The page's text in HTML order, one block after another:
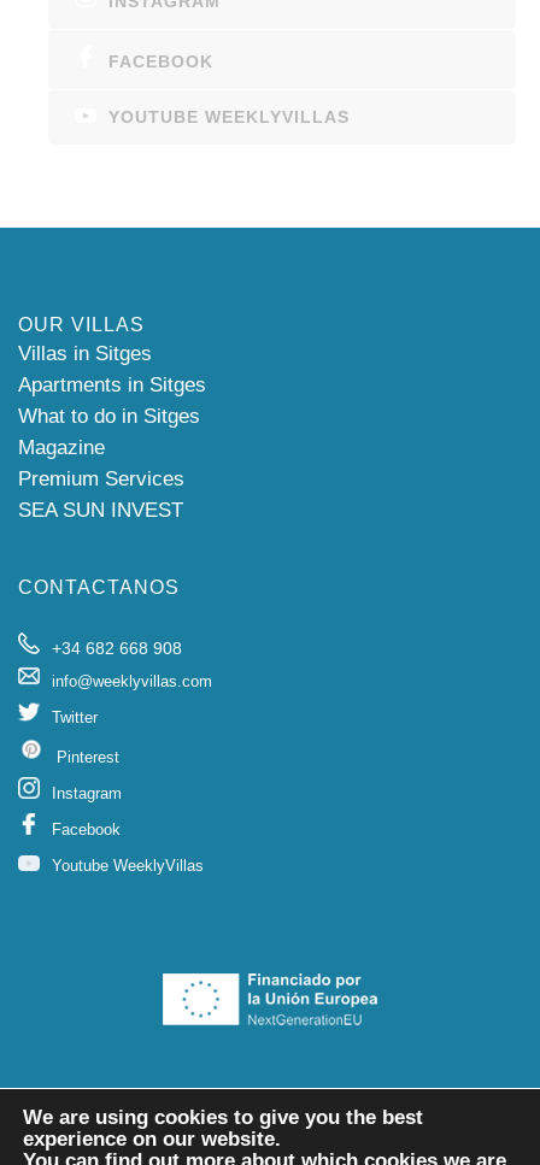
FACEBOOK
YOUTUBE WEEKLYVILLAS
OUR VILLAS
Villas in Sitges
Apartments in Sitges
What to do in Sitges
Magazine
Premium Services
SEA SUN INVEST
CONTACTANOS
+34 682 668 908
info@weeklyvillas.com
Twitter
Pinterest
Instagram
Facebook
Youtube WeeklyVillas
We are using cookies to give you the best
experience on our website.